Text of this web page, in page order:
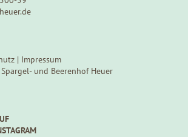
| Impressum
und Beerenhof Heuer